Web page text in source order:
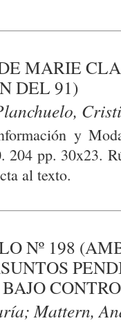
MARIE
DEL 91)
y
204 pp. 30x23.
al texto.
Nº 198
Mattern,